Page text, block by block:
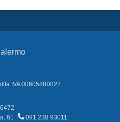
IVA 00605880822
61
091 238 93011